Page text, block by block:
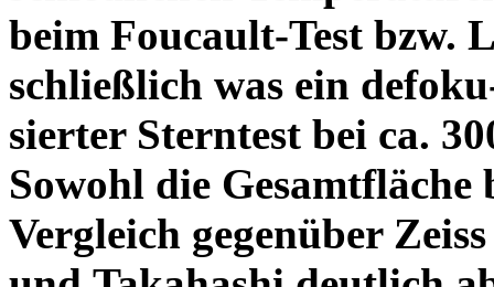
beim Foucault-Test bzw.
schließlich was ein
sierter Sterntest bei ca.
Sowohl die
Vergleich gegenüber Zeiss